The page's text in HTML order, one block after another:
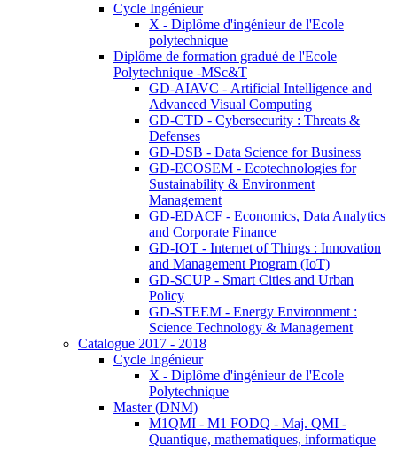
Cycle Ingénieur
X - Diplôme d'ingénieur de l'Ecole
polytechnique
Diplôme de formation gradué de l'Ecole
Polytechnique -MSc&T
GD-AIAVC - Artificial Intelligence and
Advanced Visual Computing
GD-CTD - Cybersecurity : Threats &
Defenses
GD-DSB - Data Science for Business
GD-ECOSEM - Ecotechnologies for
Sustainability & Environment
Management
GD-EDACF - Economics, Data Analytics
and Corporate Finance
GD-IOT - Internet of Things : Innovation
and Management Program (IoT)
GD-SCUP - Smart Cities and Urban
Policy
GD-STEEM - Energy Environment :
Science Technology & Management
Catalogue 2017 - 2018
Cycle Ingénieur
X - Diplôme d'ingénieur de l'Ecole
Polytechnique
Master (DNM)
M1QMI - M1 FODQ - Maj. QMI -
Quantique, mathematiques, informatique